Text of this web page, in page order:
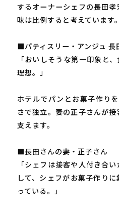
するオーナーシェフの長田
味は比例すると考えています。
■パティスリー・アンジュ 長
「おいしそうな第一印象と
理想。」
ホテルでパンとお菓子作り
さで独立。妻の正子さんが
支えます。
■長田さんの妻・正子さん
「シェフは接客や人付き合
して、シェフがお菓子作り
っている。」